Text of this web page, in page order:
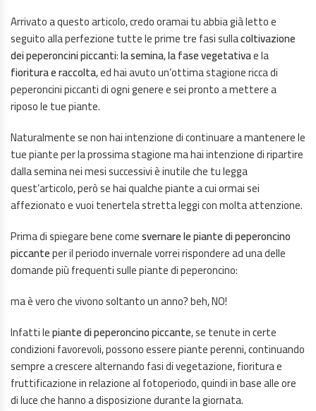
Arrivato a questo articolo, credo oramai tu abbia già letto e
seguito alla perfezione tutte le prime tre fasi sullacoltivazione
dei peperoncini piccanti:la semina,la fase vegetativae la
fioritura e raccolta, ed hai avuto un’ottima stagione ricca di
peperoncini piccanti di ogni genere e sei pronto a mettere a
riposo le tue piante.
Naturalmente se non hai intenzione di continuare a mantenere le
tue piante per la prossima stagione ma hai intenzione di ripartire
dalla semina nei mesi successivi è inutile che tu legga
quest’articolo, però se hai qualche piante a cui ormai sei
affezionato e vuoi tenertela stretta leggi con molta attenzione.
Prima di spiegare bene comesvernare le piante di peperoncino
piccanteper il periodo invernale vorrei rispondere ad una delle
domande più frequenti sulle piante di peperoncino:
ma è vero che vivono soltanto un anno? beh, NO!
Infatti lepiante di peperoncino piccante, se tenute in certe
condizioni favorevoli, possono essere piante perenni, continuando
sempre a crescere alternando fasi di vegetazione, fioritura e
fruttificazione in relazione al fotoperiodo, quindi in base alle ore
di luce che hanno a disposizione durante la giornata.